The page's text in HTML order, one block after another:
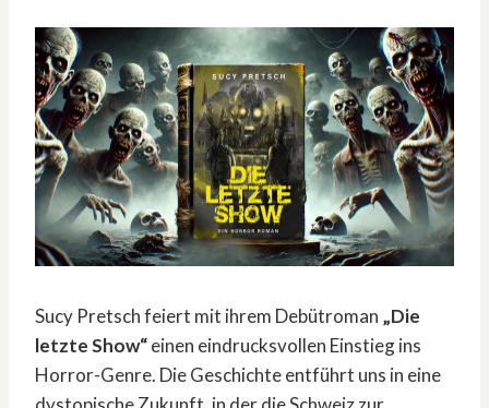
Sucy Pretsch feiert mit ihrem Debütroman „Die
letzte Show“einen eindrucksvollen Einstieg ins
Horror-Genre. Die Geschichte entführt uns in eine